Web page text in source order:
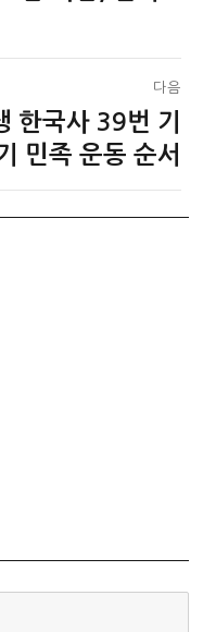
다음
한국사 39번 기
민족 운동 순서